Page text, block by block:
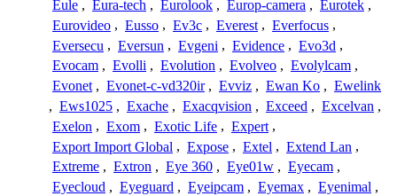
Eule , Eura-tech , Eurolook , Europ-camera , Eurotek ,
Eurovideo , Eusso , Ev3c , Everest , Everfocus ,
Eversecu , Eversun , Evgeni , Evidence , Evo3d ,
Evocam , Evolli , Evolution , Evolveo , Evolylcam ,
Evonet , Evonet-c-vd320ir , Evviz , Ewan Ko , Ewelink
, Ews1025 , Exache , Exacqvision , Exceed , Excelvan ,
Exelon , Exom , Exotic Life , Expert ,
Export Import Global , Expose , Extel , Extend Lan ,
Extreme , Extron , Eye 360 , Eye01w , Eyecam ,
Eyecloud , Eyeguard , Eyeipcam , Eyemax , Eyenimal ,